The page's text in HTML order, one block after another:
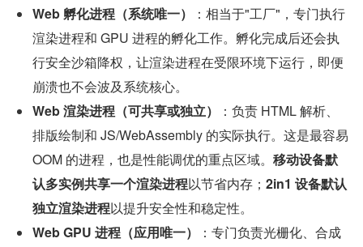
Web 孵化进程（系统唯一）
：相当于"工厂"，专门执行
渲染进程和 GPU 进程的孵化工作。孵化完成后还会执
行安全沙箱降权，让渲染进程在受限环境下运行，即便
崩溃也不会波及系统核心。
Web 渲染进程（可共享或独立）
：负责 HTML 解析、
排版绘制和 JS/WebAssembly 的实际执行。这是最容易
OOM 的进程，也是性能调优的重点区域。 移动设备默
认多实例共享一个渲染进程以节省内存； 2in1 设备默认
独立渲染进程以提升安全性和稳定性。
Web GPU 进程（应用唯一）
：专门负责光栅化、合成